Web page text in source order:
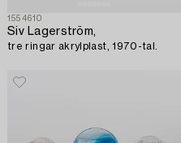
1554610
Siv Lagerström,
tre ringar akrylplast, 1970-tal.